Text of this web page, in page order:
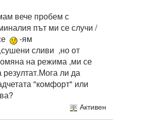
вече пробем с
път ми се случи /
-ям
сливи ,но от
на режима ,ми се
ли да
"комфорт" или
Активен